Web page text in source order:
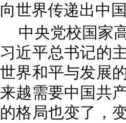
向世界传递出中
中央党校国家
习近平总书记的
世界和平与发展
来越需要中国共
的格局也变了，